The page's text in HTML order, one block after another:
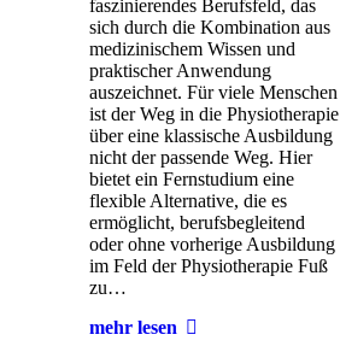
faszinierendes Berufsfeld, das
sich durch die Kombination aus
medizinischem Wissen und
praktischer Anwendung
auszeichnet. Für viele Menschen
ist der Weg in die Physiotherapie
über eine klassische Ausbildung
nicht der passende Weg. Hier
bietet ein Fernstudium eine
flexible Alternative, die es
ermöglicht, berufsbegleitend
oder ohne vorherige Ausbildung
im Feld der Physiotherapie Fuß
zu…
mehr lesen